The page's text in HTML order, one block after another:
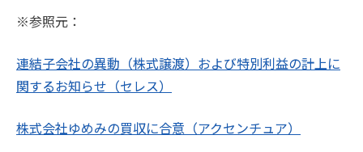
※参照元：
連結子会社の異動（株式譲渡）および特別利益の計上に
関するお知らせ（セレス）
株式会社ゆめみの買収に合意（アクセンチュア）